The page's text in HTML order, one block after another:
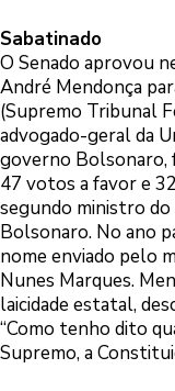
Sabatinado
O Senado aprovou
André Mendonça
(Supremo Tribunal
advogado-geral da
governo Bolsonaro,
47 votos a favor e
segundo ministro do
Bolsonaro. No ano
nome enviado pelo
Nunes Marques.
laicidade estatal,
“Como tenho dito
Supremo, a